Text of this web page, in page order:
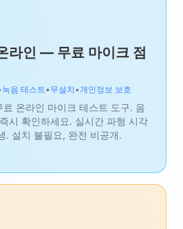
라인 — 무료 마이크 점
녹음 테스트 •무설치 •개인정보 보호
온라인 마이크 테스트 도구. 음
시 확인하세요. 실시간 파형 시각
. 설치 불필요, 완전 비공개.